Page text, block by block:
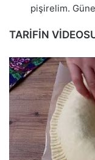
pişirelim.
TARİFİN